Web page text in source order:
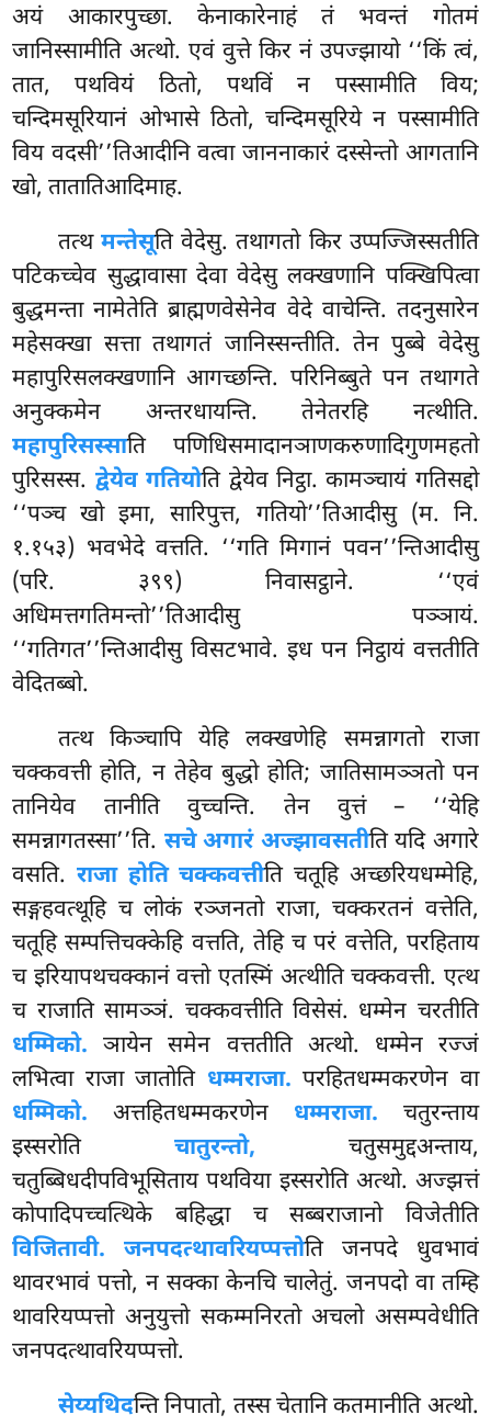
अयं आकारपुच्छा. केनाकारेनाहं तं भवन्तं गोतमं
जानिस्सामीति अत्थो. एवं वुत्ते किर नं उपज्झायो ‘‘किं त्वं,
तात, पथवियं ठितो, पथविं न पस्सामीति विय;
चन्दिमसूरियानं ओभासे ठितो, चन्दिमसूरिये न पस्सामीति
विय वदसी’’तिआदीनि वत्वा जाननाकारं दस्सेन्तो आगतानि
खो, तातातिआदिमाह.
तत्थमन्तेसूति वेदेसु. तथागतो किर उप्पज्जिस्सतीति
पटिकच्चेव सुद्धावासा देवा वेदेसु लक्खणानि पक्खिपित्वा
बुद्धमन्ता नामेतेति ब्राह्मणवेसेनेव वेदे वाचेन्ति. तदनुसारेन
महेसक्खा सत्ता तथागतं जानिस्सन्तीति. तेन पुब्बे वेदेसु
महापुरिसलक्खणानिआगच्छन्ति. परिनिब्बुते पन तथागते
अनुक्कमेन अन्तरधायन्ति. तेनेतरहि नत्थीति.
महापुरिसस्साति पणिधिसमादानञाणकरुणादिगुणमहतो
पुरिसस्स. द्वेयेव गतियोति द्वेयेव निट्ठा. कामञ्चायं गतिसद्दो
‘‘पञ्च खो इमा, सारिपुत्त, गतियो’’तिआदीसु (म. नि.
१.१५३) भवभेदे वत्तति. ‘‘गति मिगानं पवन’’न्तिआदीसु
(परि. ३९९) निवासट्ठाने. ‘‘एवं
अधिमत्तगतिमन्तो’’तिआदीसु पञ्ञायं.
‘‘गतिगत’’न्तिआदीसु विसटभावे. इध पन निट्ठायं वत्ततीति
वेदितब्बो.
तत्थकिञ्चापि येहि लक्खणेहि समन्नागतो राजा
चक्कवत्ती होति, न तेहेव बुद्धो होति; जातिसामञ्ञतो पन
तानियेव तानीति वुच्चन्ति. तेन वुत्तं – ‘‘येहि
समन्नागतस्सा’’ति. सचे अगारं अज्झावसतीति यदि अगारे
वसति. राजा होति चक्कवत्तीति चतूहि अच्छरियधम्मेहि,
सङ्गहवत्थूहि च लोकं रञ्जनतो राजा, चक्करतनं वत्तेति,
चतूहि सम्पत्तिचक्केहि वत्तति, तेहि च परं वत्तेति, परहिताय
च इरियापथचक्कानं वत्तो एतस्मिं अत्थीति चक्कवत्ती. एत्थ
च राजाति सामञ्ञं. चक्कवत्तीति विसेसं. धम्मेन चरतीति
धम्मिको. ञायेन समेन वत्ततीति अत्थो. धम्मेन रज्जं
लभित्वा राजा जातोति धम्मराजा. परहितधम्मकरणेन वा
धम्मिको. अत्तहितधम्मकरणेन धम्मराजा. चतुरन्ताय
इस्सरोति चातुरन्तो, चतुसमुद्दअन्ताय,
चतुब्बिधदीपविभूसिताय पथविया इस्सरोति अत्थो. अज्झत्तं
कोपादिपच्चत्थिके बहिद्धा च सब्बराजानो विजेतीति
विजितावी. जनपदत्थावरियप्पत्तोति जनपदे धुवभावं
थावरभावं पत्तो, न सक्का केनचि चालेतुं. जनपदो वा तम्हि
थावरियप्पत्तो अनुयुत्तो सकम्मनिरतो अचलो असम्पवेधीति
जनपदत्थावरियप्पत्तो.
सेय्यथिदन्ति निपातो, तस्स चेतानि कतमानीति अत्थो.